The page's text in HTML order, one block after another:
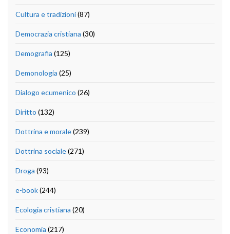
Cultura e tradizioni(87)
Democrazia cristiana (30)
Demografia (125)
Demonologia (25)
Dialogo ecumenico (26)
Diritto (132)
Dottrina e morale(239)
Dottrina sociale(271)
Droga (93)
e-book(244)
Ecologia cristiana (20)
Economia (217)